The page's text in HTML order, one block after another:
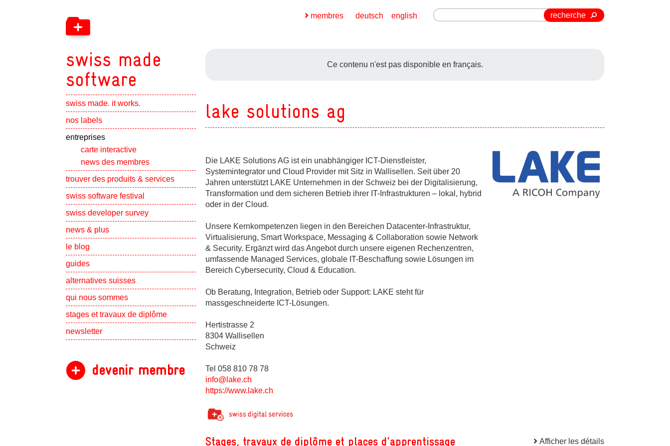
swiss made
software
swiss made. it works.
nos labels
Show subpages
entreprises
carte interactive
news des membres
trouver des produits & services
Show subpages
swiss software festival
swiss developer survey
news & plus Show subpages
le blog
guides
alternatives suisses
qui nous sommes
Show subpages
stages et travaux de diplôme
newsletter
devenir membre
recherche
english
deutsch
membres
Ce contenu n'est pas disponible en français.
lake solutions ag
Die LAKE Solutions AG ist ein unabhängiger ICT-Dienstleister,
Systemintegrator und Cloud Provider mit Sitz in Wallisellen. Seit über 20
Jahren unterstützt LAKE Unternehmen in der Schweiz bei der Digitalisierung,
Transformation und dem sicheren Betrieb ihrer IT-Infrastrukturen – lokal, hybrid
oder in der Cloud.
Unsere Kernkompetenzen liegen in den Bereichen Datacenter-Infrastruktur,
Virtualisierung, Smart Workspace, Messaging & Collaboration sowie Network
& Security. Ergänzt wird das Angebot durch unsere eigenen Rechenzentren,
umfassende Managed Services, globale IT-Beschaffung sowie Lösungen im
Bereich Cybersecurity, Cloud & Education.
Ob Beratung, Integration, Betrieb oder Support: LAKE steht für
massgeschneiderte ICT-Lösungen.
Hertistrasse 2
8304 Wallisellen
Schweiz
Tel 058 810 78 78
info@lake.ch
https://www.lake.ch
Stages, travaux de diplôme et places d'apprentissage Afficher les détails